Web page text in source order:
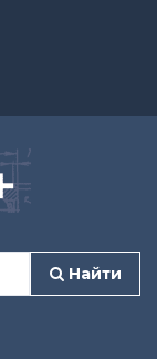
Найти